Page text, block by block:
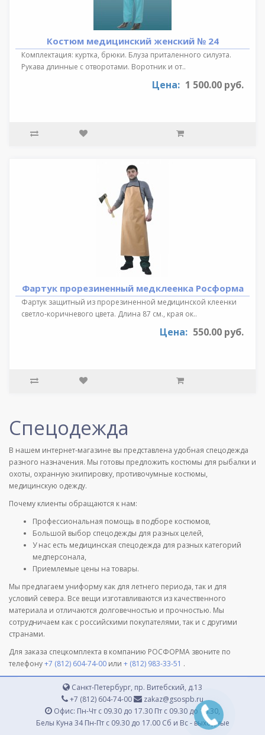
Костюм медицинский женский № 24
Комплектация: куртка, брюки. Блуза приталенного силуэта.
Рукава длинные с отворотами. Воротник и от..
Цена: 1 500.00 руб.
Фартук прорезиненный медклеенка Росформа
Фартук защитный из прорезиненной медицинской клеенки
светло-коричневого цвета. Длина 87 см., края ок..
Цена: 550.00 руб.
Спецодежда
В нашем интернет-магазине вы представлена удобная спецодежда
разного назначения. Мы готовы предложить костюмы для рыбалки и
охоты, охранную экипировку, противочумные костюмы,
медицинскую одежду.
Почему клиенты обращаются к нам:
Профессиональная помощь в подборе костюмов,
Большой выбор спецодежды для разных целей,
У нас есть медицинская спецодежда для разных категорий
медперсонала,
Приемлемые цены на товары.
Мы предлагаем униформу как для летнего периода, так и для
условий севера. Все вещи изготавливаются из качественного
материала и отличаются долговечностью и прочностью. Мы
сотрудничаем как с российскими покупателями, так и с другими
странами.
Для заказа спецкомплекта в компанию РОСФОРМА звоните по
телефону+7 (812) 604-74-00 или + (812) 983-33-51 .
Санкт-Петербург, пр. Витебский, д.13
+7 (812) 604-74-00
zakaz@gsospb.ru
Офис: Пн-Чт с 09.30 до 17.30 Пт с 09.30 до 16.30,
Белы Куна 34 Пн-Пт с 09.30 до 17.00 Сб и Вс - выходные